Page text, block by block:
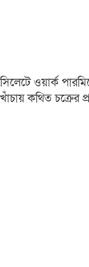
সিলেটে ওয়ার্ক
খাঁচায় কথিত চক্রের